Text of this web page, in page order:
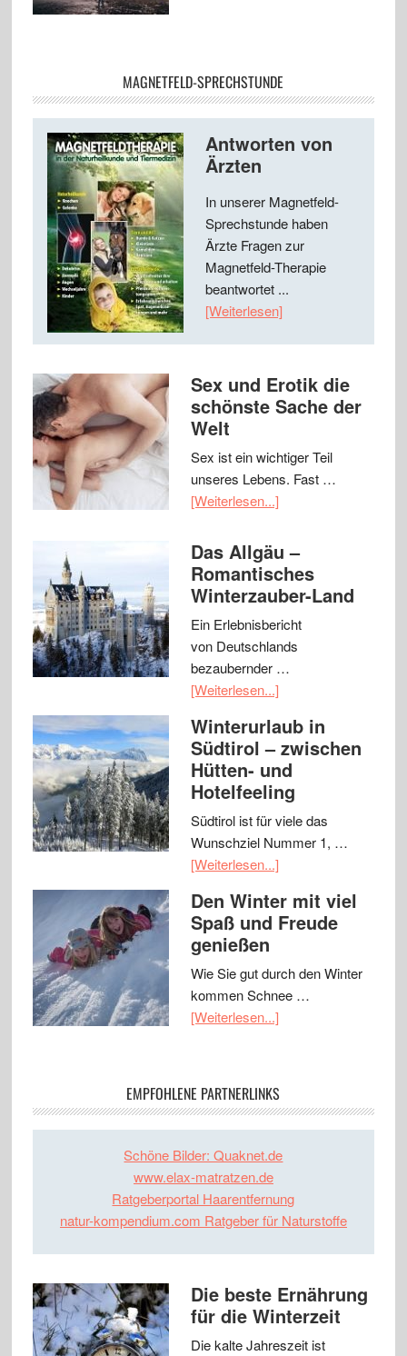
MAGNETFELD-SPRECHSTUNDE
Antworten von
Ärzten
In unserer Magnetfeld-
Sprechstunde haben
Ärzte Fragen zur
Magnetfeld-Therapie
beantwortet ...
[Weiterlesen]
Sex und Erotik die
schönste Sache der
Welt
Sex ist ein wichtiger Teil
unseres Lebens. Fast …
[Weiterlesen...]
Das Allgäu –
Romantisches
Winterzauber-Land
Ein Erlebnisbericht
von Deutschlands
bezaubernder …
[Weiterlesen...]
Winterurlaub in
Südtirol – zwischen
Hütten- und
Hotelfeeling
Südtirol ist für viele das
Wunschziel Nummer 1, …
[Weiterlesen...]
Den Winter mit viel
Spaß und Freude
genießen
Wie Sie gut durch den Winter
kommen Schnee …
[Weiterlesen...]
EMPFOHLENE PARTNERLINKS
Schöne Bilder: Quaknet.de
www.elax-matratzen.de
Ratgeberportal Haarentfernung
natur-kompendium.com Ratgeber für Naturstoffe
Die beste Ernährung
für die Winterzeit
Die kalte Jahreszeit ist